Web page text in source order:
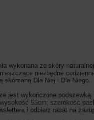
wykonana ze skóry
niezbędne
skórzaną Dla Niej i Dla Niego.
jest wykończone
55cm; szerokość
i odbierz rabat na